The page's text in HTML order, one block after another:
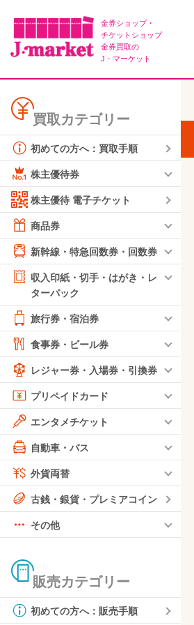
金券ショップ・
チケットショップ
金券買取の
J・マーケット
買取カテゴリー
初めての方へ：買取手順
株主優待券
株主優待 電子チケット
商品券
新幹線・特急回数券・回数券
収入印紙・切手・はがき・レ
ターパック
旅行券・宿泊券
食事券・ビール券
レジャー券・入場券・引換券
プリペイドカード
エンタメチケット
自動車・バス
外貨両替
古銭・銀貨・プレミアコイン
その他
販売カテゴリー
初めての方へ：販売手順